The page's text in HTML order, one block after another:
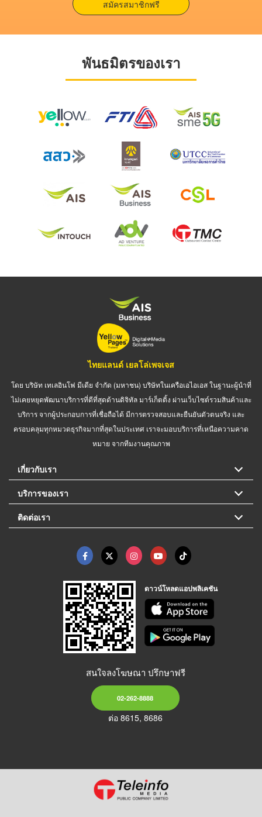
สมัครสมาชิกฟรี
พันธมิตรของเรา
ไทยแลนด์ เยลโล่เพจเจส
โดย บริษัท เทเลอินโฟ มีเดีย จำกัด (มหาชน) บริษัทในเครือเอไอเอส ในฐานะผู้นำที่
ไม่เคยหยุดพัฒนาบริการที่ดีที่สุดด้านดิจิทัล มาร์เก็ตติ้ง ผ่านเว็บไซต์รวมสินค้าและ
บริการ จากผู้ประกอบการที่เชื่อถือได้ มีการตรวจสอบและยืนยันตัวตนจริง และ
ครอบคลุมทุกหมวดธุรกิจมากที่สุดในประเทศ เราจะมอบบริการที่เหนือความคาด
หมาย จากทีมงานคุณภาพ
เกี่ยวกับเรา
บริการของเรา
ติดต่อเรา
ดาวน์โหลดแอปพลิเคชัน
สนใจลงโฆษณา ปรึกษาฟรี
02-262-8888
ต่อ 8615, 8686